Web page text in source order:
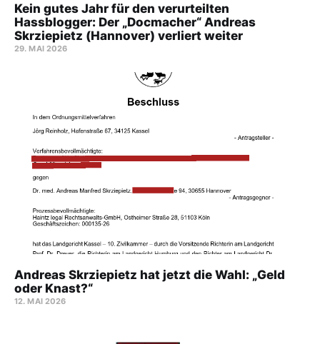
Kein gutes Jahr für den verurteilten
Hassblogger: Der „Docmacher“ Andreas
Skrziepietz (Hannover) verliert weiter
29. MAI 2026
Andreas Skrziepietz hat jetzt die Wahl: „Geld
oder Knast?“
12. MAI 2026